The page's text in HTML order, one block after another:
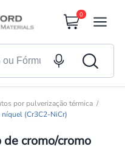
0
por pulverização térmica
(Cr3C2-NiCr)
cromo/cromo